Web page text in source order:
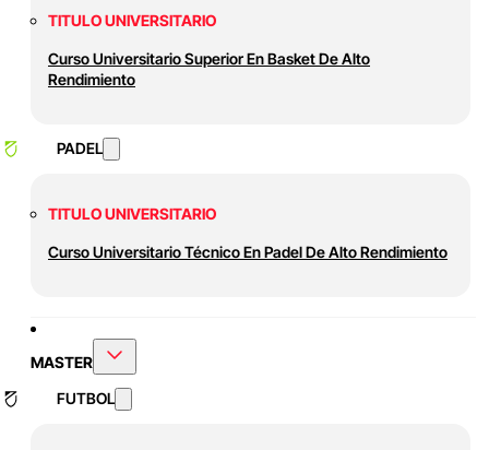
TITULO UNIVERSITARIO
Curso Universitario Superior En Basket De Alto
Rendimiento
PADEL
TITULO UNIVERSITARIO
Curso Universitario Técnico En Padel De Alto Rendimiento
MASTER
FUTBOL